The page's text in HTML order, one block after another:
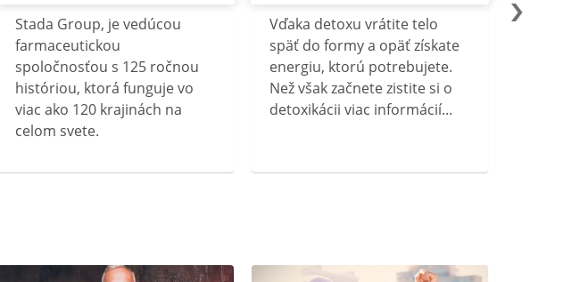
Stada Group, je vedúcou
farmaceutickou
spoločnosťou s 125 ročnou
históriou, ktorá funguje vo
viac ako 120 krajinách na
celom svete.
Vďaka detoxu vrátite telo
späť do formy a opäť získate
energiu, ktorú potrebujete.
Než však začnete zistite si o
detoxikácii viac informácií...